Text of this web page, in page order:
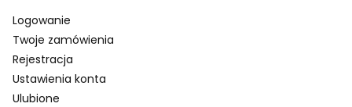
Logowanie
Twoje zamówienia
Rejestracja
Ustawienia konta
Ulubione